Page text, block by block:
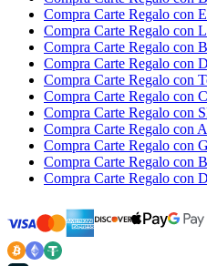
Compra Carte Regalo con
Compra Carte Regalo con
Compra Carte Regalo con
Compra Carte Regalo con
Compra Carte Regalo con
Compra Carte Regalo con
Compra Carte Regalo con
Compra Carte Regalo con
Compra Carte Regalo con
Compra Carte Regalo con
Compra Carte Regalo con